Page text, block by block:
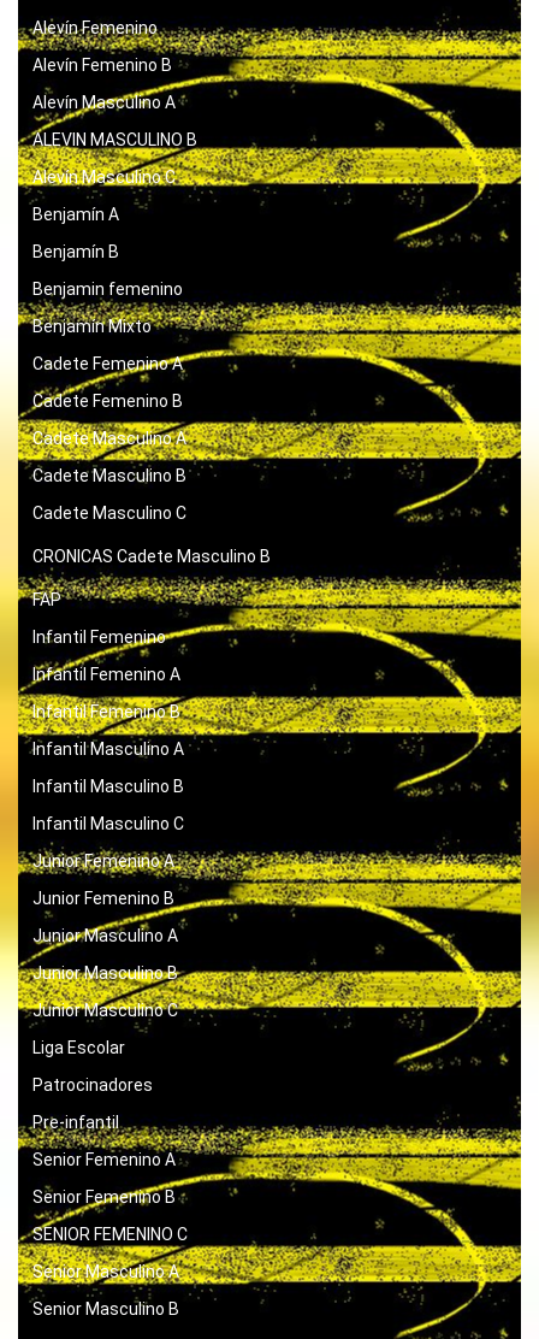
Alevín Femenino
Alevín Femenino B
Alevín Masculino A
ALEVIN MASCULINO B
Alevín Masculino C
Benjamín A
Benjamín B
Benjamin femenino
Benjamín Mixto
Cadete Femenino A
Cadete Femenino B
Cadete Masculino A
Cadete Masculino B
Cadete Masculino C
CRONICAS Cadete Masculino B
FAP
Infantil Femenino
Infantil Femenino A
Infantil Femenino B
Infantil Masculino A
Infantil Masculino B
Infantil Masculino C
Junior Femenino A
Junior Femenino B
Junior Masculino A
Junior Masculino B
Junior Masculino C
Liga Escolar
Patrocinadores
Pre-infantil
Senior Femenino A
Senior Femenino B
SENIOR FEMENINO C
Senior Masculino A
Senior Masculino B